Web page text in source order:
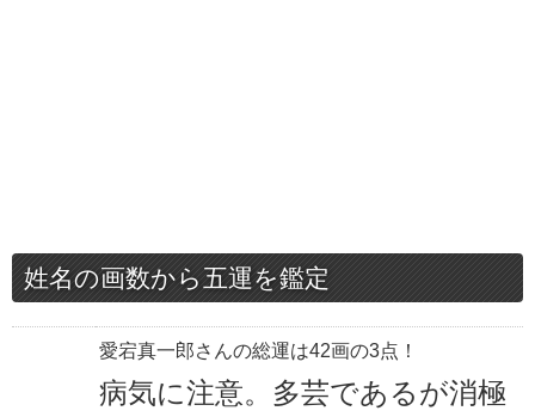
姓名の画数から五運を鑑定
愛宕真一郎さんの総運は42画の3点！
病気に注意。多芸であるが消極